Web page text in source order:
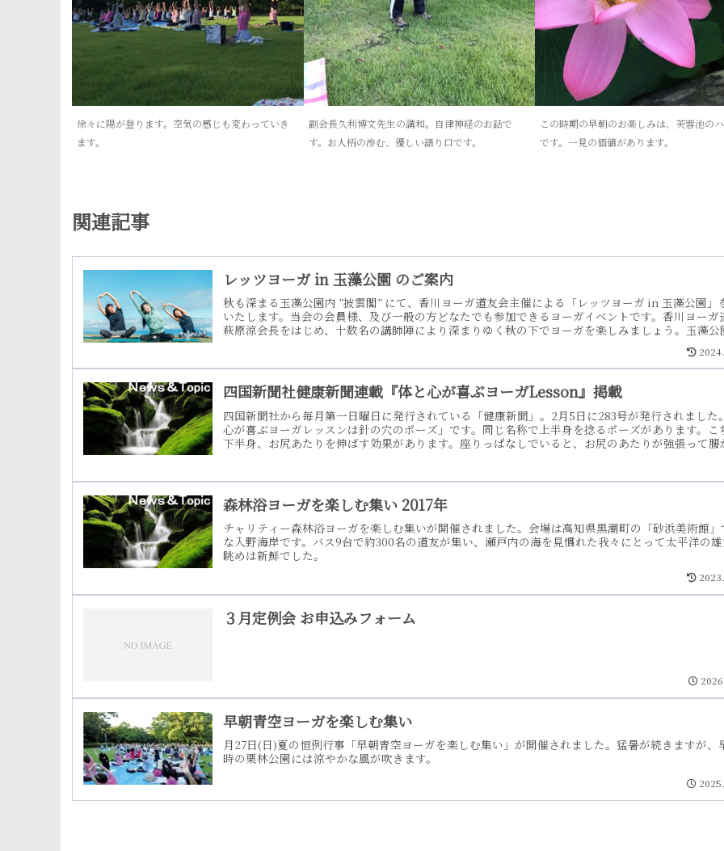
徐々に陽が登ります。空気の感じも変わっていき
ます。
副会長久利博文先生の講和。自律神経のお話で
す。お人柄の滲む、優しい語り口です。
この時期の早朝のお楽しみは、芙蓉池の
です。一見の価値があります。
関連記事
レッツヨーガ in 玉藻公園 のご案内
秋も深まる玉藻公園内 ”披雲閣” にて、香川ヨーガ道友会主催による「レッツヨーガ in 玉藻公園」
いたします。当会の会員様、及び一般の方どなたでも参加できるヨーガイベントです。香川ヨーガ
萩原涼会長をはじめ、十数名の講師陣により深まりゆく秋の下でヨーガを楽しみましょう。玉藻公
”披雲閣”内のお部屋、また ”桜の馬場” 芝生広場で行います。ヨーガ終了後にはお弁当をお配りい
す。詳しくは、通われている教室の講師までお問い合わせください。チラシをお渡しいたします。
込み方法は、チラシ下の参加申込書にお名前等を記入頂き、参加費を添えてお渡し頂ければ、参加
渡しいたしますので ・・・もっと見る
四国新聞社健康新聞連載『体と心が喜ぶヨーガLesson』掲載
四国新聞社から毎月第一日曜日に発行されている「健康新聞」。2月5日に283号が発行されました
心が喜ぶヨーガレッスンは針の穴のポーズ」です。同じ名称で上半身を捻るポーズがあります。こ
下半身、お尻あたりを伸ばす効果があります。座りっぱなしでいると、お尻のあたりが強張って腰
森林浴ヨーガを楽しむ集い 2017年
チャリティー森林浴ヨーガを楽しむ集いが開催されました。会場は高知県黒潮町の「砂浜美術館
な入野海岸です。バス9台で約300名の道友が集い、瀬戸内の海を見慣れた我々にとって太平洋の
眺めは新鮮でした。
３月定例会 お申込みフォーム
早朝青空ヨーガを楽しむ集い
月27日(日)夏の恒例行事「早朝青空ヨーガを楽しむ集い」が開催されました。猛暑が続きますが、
時の栗林公園には涼やかな風が吹きます。